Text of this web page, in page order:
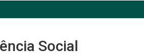
Social